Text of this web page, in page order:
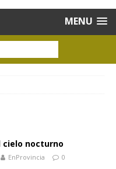
MENU
cielo nocturno
EnProvincia 0